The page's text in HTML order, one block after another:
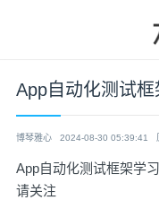
App自动化测试
博琴雅心 2024-08-30 05:39:41
App自动化测试框架学
请关注